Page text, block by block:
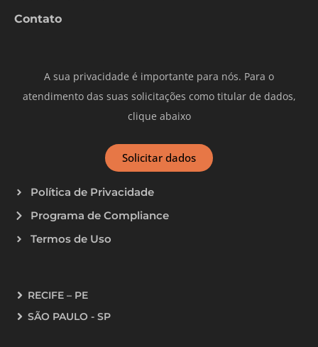
Contato
A sua privacidade é importante para nós. Para o
atendimento das suas solicitações como titular de dados,
clique abaixo
Solicitar dados
Política de Privacidade
Programa de Compliance
Termos de Uso
RECIFE – PE
SÃO PAULO - SP